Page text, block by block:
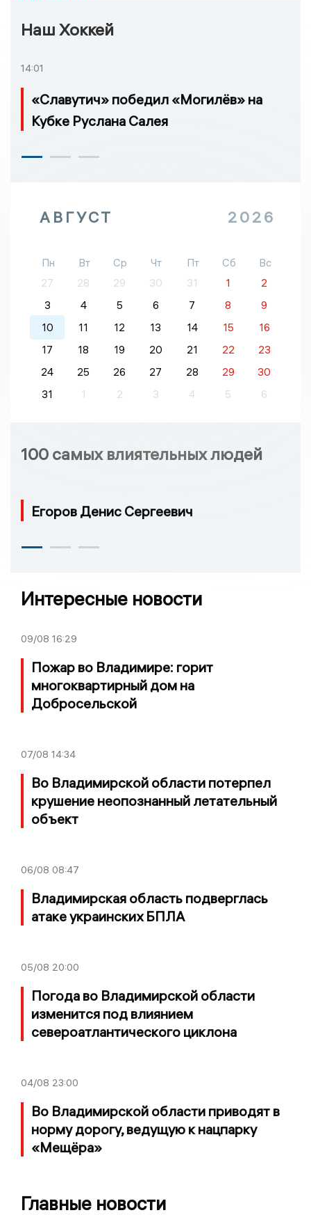
Наш Хоккей
14:01
«Славутич» победил «Могилёв» на
Кубке Руслана Салея
АВГУСТ 2026
Пн Вт Ср Чт Пт Сб
Вс
27
28 29 30 31 1
2
3
4 5 6 7 8
9
10
11 12 13 14 15
16
17
18 19 20 21 22
23
24
25 26 27 28 29
30
31
1 2 3 4 5 6
100 самых влиятельных людей
Егоров Денис Сергеевич
Интересные новости
09/08 16:29
Пожар во Владимире: горит
многоквартирный дом на
Добросельской
07/08 14:34
Во Владимирской области потерпел
крушение неопознанный летательный
объект
06/08 08:47
Владимирская область подверглась
атаке украинских БПЛА
05/08 20:00
Погода во Владимирской области
изменится под влиянием
североатлантического циклона
04/08 23:00
Во Владимирской области приводят в
норму дорогу, ведущую к нацпарку
«Мещёра»
Главные новости